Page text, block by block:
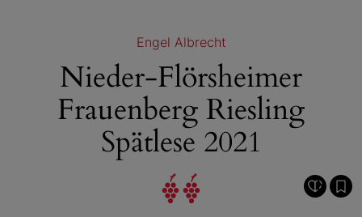
Engel Albrecht
Nieder-Flörsheimer
Frauenberg Riesling
Spätlese 2021